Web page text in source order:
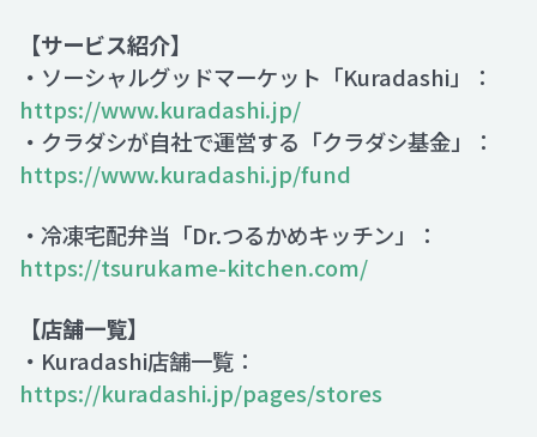
【サービス紹介】
・ソーシャルグッドマーケット「Kuradashi」：
https://www.kuradashi.jp/
・クラダシが自社で運営する「クラダシ基金」：
https://www.kuradashi.jp/fund
・冷凍宅配弁当「Dr.つるかめキッチン」：
https://tsurukame-kitchen.com/
【店舗一覧】
・Kuradashi店舗一覧：
https://kuradashi.jp/pages/stores